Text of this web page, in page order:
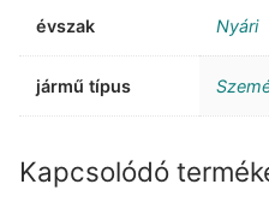
évszak Nyári
jármű típus
Kapcsolódó